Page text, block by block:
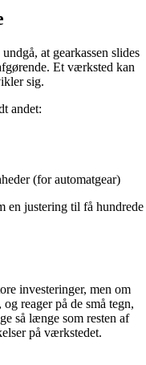
at gearkassen slides
Et værksted kan
sig.
andet:
(for automatgear)
en justering til få hundrede
investeringer, men om
reager på de små tegn,
så længe som resten af
på værkstedet.